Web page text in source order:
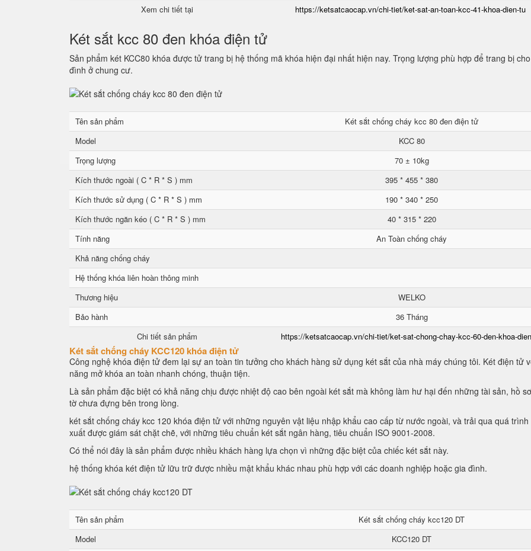
Xem chi tiết tại
https://ketsatcaocap.vn/chi-tiet/ket-sat-an-toan-kcc-41-khoa-dien-tu
Két sắt kcc 80 đen khóa điện tử
Sản phẩm két KCC80 khóa được tử trang bị hệ thống mã khóa hiện đại nhất hiện nay. Trọng lượng phù hợp để trang bị
đình ở chung cư.
Tên sản phẩm
Két sắt chống cháy kcc 80 đen điện tử
Model
KCC 80
Trọng lượng
70 ± 10kg
Kích thước ngoài ( C * R * S ) mm
395 * 455 * 380
Kích thước sử dụng ( C * R * S ) mm
190 * 340 * 250
Kích thước ngăn kéo ( C * R * S ) mm
40 * 315 * 220
Tính năng
An Toàn chống cháy
Khả năng chống cháy
Hệ thống khóa liên hoàn thông minh
Thương hiệu
WELKO
Bảo hành
36 Tháng
Chi tiết sản phẩm
https://ketsatcaocap.vn/chi-tiet/ket-sat-chong-chay-kcc-60-den-khoa-
Két sắt chống cháy KCC120 khóa điện tử
Công nghệ khóa điện tử đem lại sự an toàn tin tưởng cho khách hàng sử dụng két sắt của nhà máy chúng tôi. Két điện tử
năng mở khóa an toàn nhanh chóng, thuận tiện.
Là sản phẩm đặc biệt có khả năng chịu được nhiệt độ cao bên ngoài két sắt mà không làm hư hại đến những tài sản, hồ
tờ chưa đựng bên trong lòng.
két sắt chống cháy kcc 120 khóa điện tử với những nguyên vật liệu nhập khẩu cao cấp từ nước ngoài, và trải qua quá trình
xuất được giám sát chặt chẽ, với những tiêu chuẩn két sắt ngân hàng, tiêu chuẩn ISO 9001-2008.
Có thể nói đây là sản phẩm được nhiều khách hàng lựa chọn vì những đặc biệt của chiếc két sắt này.
hệ thống khóa két điện tử lữu trữ được nhiều mật khẩu khác nhau phù hợp với các doanh nghiệp hoặc gia đình.
Tên sản phẩm
Két sắt chống cháy kcc120 DT
Model
KCC120 DT